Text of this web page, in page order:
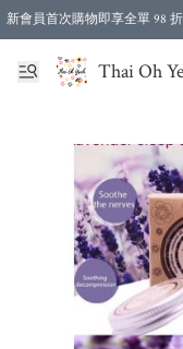
新會員首次購物即享全單 98 折
特選會員可享全單低至 96 折優
Thai Oh